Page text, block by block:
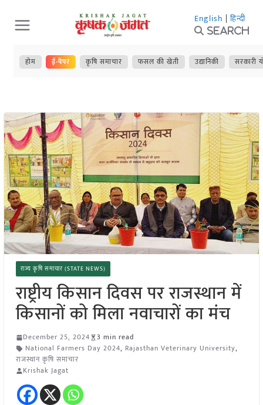
Skip
to
content
English | हिन्दी
Search
होम ई-पेपर कृषि समाचार फसल की खेती उद्यानिकी सरकारी
राज्य कृषि समाचार (STATE NEWS)
राष्ट्रीय किसान दिवस पर राजस्थान में
किसानों को मिला नवाचारों का मंच
December 25, 2024
3 min read
National Farmers Day 2024, Rajasthan Veterinary University,
राजस्थान कृषि समाचार
Krishak Jagat